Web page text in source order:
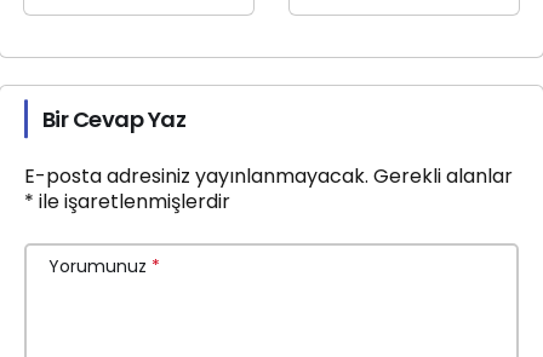
Bir Cevap Yaz
E-posta adresiniz yayınlanmayacak. Gerekli alanlar
* ile işaretlenmişlerdir
Yorumunuz *